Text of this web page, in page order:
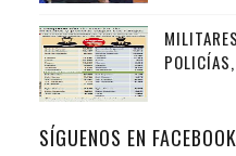
SÍGUENOS EN FACEBOOK